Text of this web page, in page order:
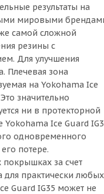
результаты на
мировыми
самой сложной
резины с
Для улучшения
Плечевая зона
на Yokohama Ice
значительно
ни в протекторной
Ice Guard
одновременного
потере.
за счет
для практически любых
Guard IG35 может не